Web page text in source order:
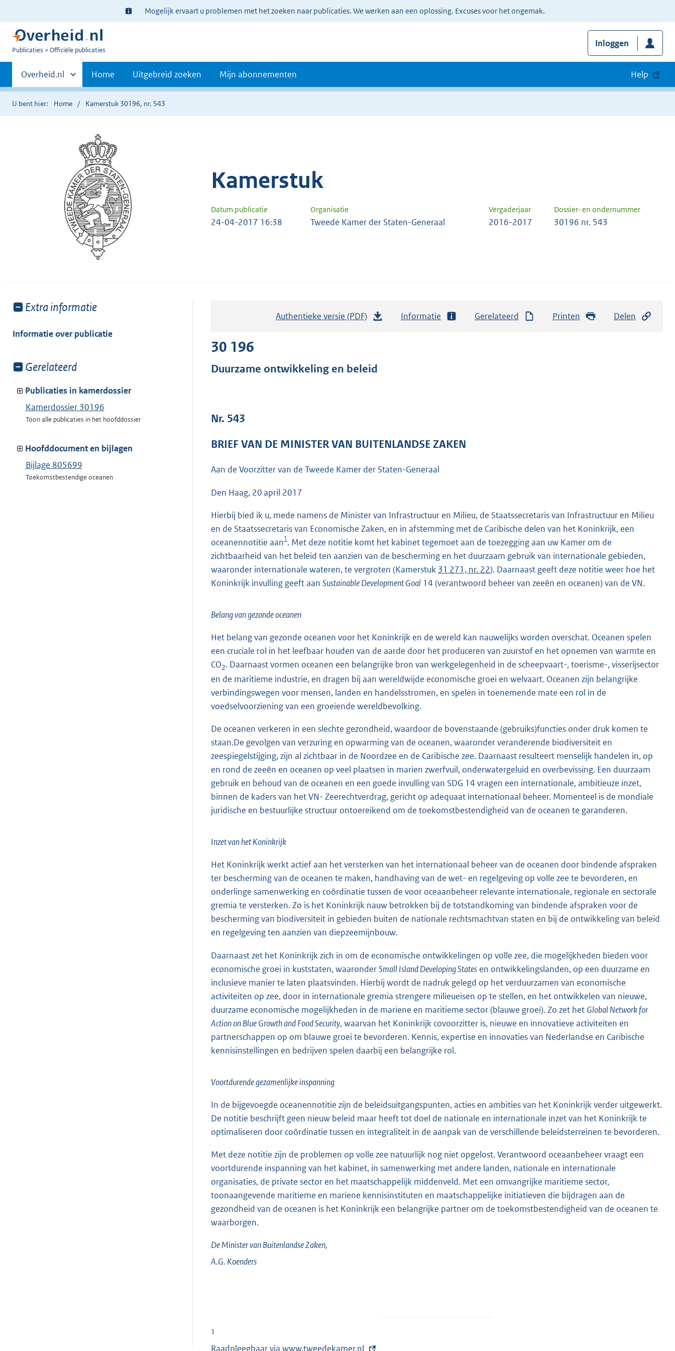
Ter
informatie:
Mogelijk ervaart u problemen met het zoeken naar publicaties. We werken aan een oplossing. Excuses voor het ongemak.
U
Publicaties Officiële publicaties
Inloggen
Primaire
navigatie
Andere
sites
binnen
Overheid.nl Home Uitgebreid zoeken Mijn abonnementen Help
U bent hier: Home Kamerstuk 30196, nr. 543
Kamerstuk
Datum publicatie Organisatie Vergaderjaar Dossier- en ondernummer
24-04-2017 16:38 Tweede Kamer der Staten-Generaal 2016-2017 30196 nr. 543
Toon
van:
Extra informatie
Informatie over publicatie
Toon
van:
Gerelateerd
Publicaties in kamerdossier
Kamerdossier 30196
Toon alle publicaties in het hoofddossier
Hoofddocument en bijlagen
Bijlage 805699
Toekomstbestendige oceanen
Authentieke versie (PDF)
a
r
o
:
4
3
K
b
Informatie Gerelateerd Printen Delen
30 196
Duurzame ontwikkeling en beleid
Nr. 543
BRIEF VAN DE MINISTER VAN BUITENLANDSE ZAKEN
Aan de Voorzitter van de Tweede Kamer der Staten-Generaal
Den Haag, 20 april 2017
Hierbij bied ik u, mede namens de Minister van Infrastructuur en Milieu, de Staatssecretaris van Infrastructuur en Milieu
en de Staatssecretaris van Economische Zaken, en in afstemming met de Caribische delen van het Koninkrijk, een
oceanennotitie aan1. Met deze notitie komt het kabinet tegemoet aan de toezegging aan uw Kamer om de
zichtbaarheid van het beleid ten aanzien van de bescherming en het duurzaam gebruik van internationale gebieden,
waaronder internationale wateren, te vergroten (Kamerstuk 31 271, nr. 22). Daarnaast geeft deze notitie weer hoe het
Koninkrijk invulling geeft aan Sustainable Development Goal 14 (verantwoord beheer van zeeën en oceanen) van de VN.
Belang van gezonde oceanen
Het belang van gezonde oceanen voor het Koninkrijk en de wereld kan nauwelijks worden overschat. Oceanen spelen
een cruciale rol in het leefbaar houden van de aarde door het produceren van zuurstof en het opnemen van warmte en
CO2. Daarnaast vormen oceanen een belangrijke bron van werkgelegenheid in de scheepvaart-, toerisme-, visserijsector
en de maritieme industrie, en dragen bij aan wereldwijde economische groei en welvaart. Oceanen zijn belangrijke
verbindingswegen voor mensen, landen en handelsstromen, en spelen in toenemende mate een rol in de
voedselvoorziening van een groeiende wereldbevolking.
De oceanen verkeren in een slechte gezondheid, waardoor de bovenstaande (gebruiks)functies onder druk komen te
staan.De gevolgen van verzuring en opwarming van de oceanen, waaronder veranderende biodiversiteit en
zeespiegelstijging, zijn al zichtbaar in de Noordzee en de Caribische zee. Daarnaast resulteert menselijk handelen in, op
en rond de zeeën en oceanen op veel plaatsen in marien zwerfvuil, onderwatergeluid en overbevissing. Een duurzaam
gebruik en behoud van de oceanen en een goede invulling van SDG 14 vragen een internationale, ambitieuze inzet,
binnen de kaders van het VN- Zeerechtverdrag, gericht op adequaat internationaal beheer. Momenteel is de mondiale
juridische en bestuurlijke structuur ontoereikend om de toekomstbestendigheid van de oceanen te garanderen.
Inzet van het Koninkrijk
Het Koninkrijk werkt actief aan het versterken van het internationaal beheer van de oceanen door bindende afspraken
ter bescherming van de oceanen te maken, handhaving van de wet- en regelgeving op volle zee te bevorderen, en
onderlinge samenwerking en coördinatie tussen de voor oceaanbeheer relevante internationale, regionale en sectorale
gremia te versterken. Zo is het Koninkrijk nauw betrokken bij de totstandkoming van bindende afspraken voor de
bescherming van biodiversiteit in gebieden buiten de nationale rechtsmachtvan staten en bij de ontwikkeling van beleid
en regelgeving ten aanzien van diepzeemijnbouw.
Daarnaast zet het Koninkrijk zich in om de economische ontwikkelingen op volle zee, die mogelijkheden bieden voor
economische groei in kuststaten, waaronderSmall Island Developing States en ontwikkelingslanden, op een duurzame en
inclusieve manier te laten plaatsvinden. Hierbij wordt de nadruk gelegd op het verduurzamen van economische
activiteiten op zee, door in internationale gremia strengere milieueisen op te stellen, en het ontwikkelen van nieuwe,
duurzame economische mogelijkheden in de mariene en maritieme sector (blauwe groei). Zo zet het Global Network for
Action on Blue Growth and Food Security, waarvan het Koninkrijk covoorzitter is, nieuwe en innovatieve activiteiten en
partnerschappen op om blauwe groei te bevorderen. Kennis, expertise en innovaties van Nederlandse en Caribische
kennisinstellingen en bedrijven spelen daarbij een belangrijke rol.
Voortdurende gezamenlijke inspanning
In de bijgevoegde oceanennotitie zijn de beleidsuitgangspunten, acties en ambities van het Koninkrijk verder uitgewerkt.
De notitie beschrijft geen nieuw beleid maar heeft tot doel de nationale en internationale inzet van het Koninkrijk te
optimaliseren door coördinatie tussen en integraliteit in de aanpak van de verschillende beleidsterreinen te bevorderen.
Met deze notitie zijn de problemen op volle zee natuurlijk nog niet opgelost. Verantwoord oceaanbeheer vraagt een
voortdurende inspanning van het kabinet, in samenwerking met andere landen, nationale en internationale
organisaties, de private sector en het maatschappelijk middenveld. Met een omvangrijke maritieme sector,
toonaangevende maritieme en mariene kennisinstituten en maatschappelijke initiatieven die bijdragen aan de
gezondheid van de oceanen is het Koninkrijk een belangrijke partner om de toekomstbestendigheid van de oceanen te
waarborgen.
De Minister van Buitenlandse Zaken,
A.G. Koenders
1
Raadpleegbaar via E
www.tweedekamer.nl